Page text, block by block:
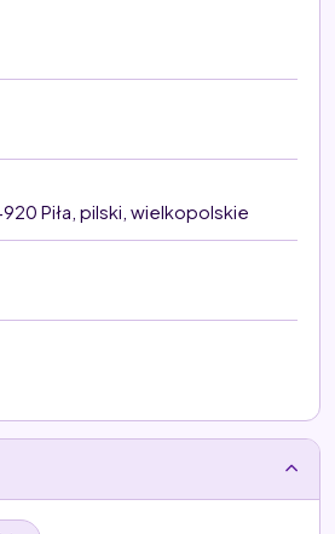
Piła, pilski, wielkopolskie